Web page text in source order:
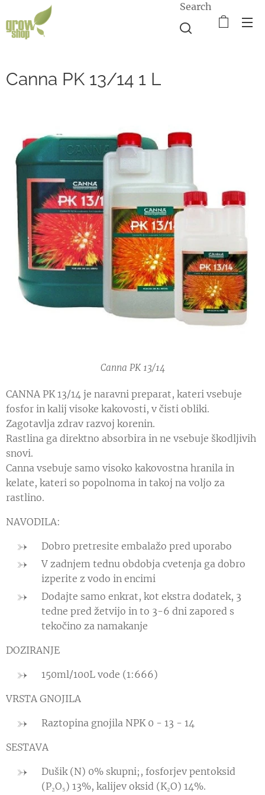
Search
Canna PK 13/14 1 L
Canna PK 13/14
CANNA PK 13/14 je naravni preparat, kateri vsebuje
fosfor in kalij visoke kakovosti, v čisti obliki.
Zagotavlja zdrav razvoj korenin.
Rastlina ga direktno absorbira in ne vsebuje škodljivih
snovi.
Canna vsebuje samo visoko kakovostna hranila in
kelate, kateri so popolnoma in takoj na voljo za
rastlino.
NAVODILA:
Dobro pretresite embalažo pred uporabo
V zadnjem tednu obdobja cvetenja ga dobro
izperite z vodo in encimi
Dodajte samo enkrat, kot ekstra dodatek, 3
tedne pred žetvijo in to 3-6 dni zapored s
tekočino za namakanje
DOZIRANJE
150ml/100L vode (1:666)
VRSTA GNOJILA
Raztopina gnojila NPK 0 - 13 - 14
SESTAVA
Dušik (N) 0% skupni;, fosforjev pentoksid
(P₂O₅) 13%, kalijev oksid (K₂O) 14%.